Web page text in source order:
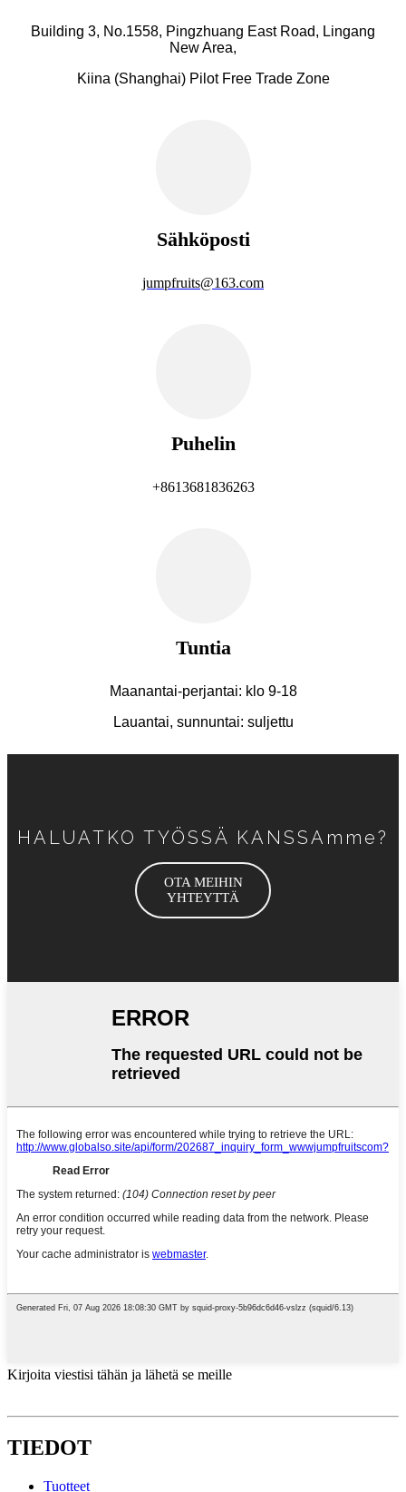
Building 3, No.1558, Pingzhuang East Road, Lingang
New Area,
Kiina (Shanghai) Pilot Free Trade Zone
Sähköposti
jumpfruits@163.com
Puhelin
+8613681836263
Tuntia
Maanantai-perjantai: klo 9-18
Lauantai, sunnuntai: suljettu
HALUATKO TYÖSSÄ KANSSAmme?
OTA MEIHIN
YHTEYTTÄ
Kirjoita viestisi tähän ja lähetä se meille
TIEDOT
Tuotteet